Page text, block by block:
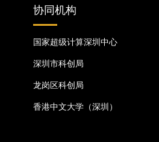
协同机构
国家超级计算深圳中心
深圳市科创局
龙岗区科创局
香港中文大学（深圳）